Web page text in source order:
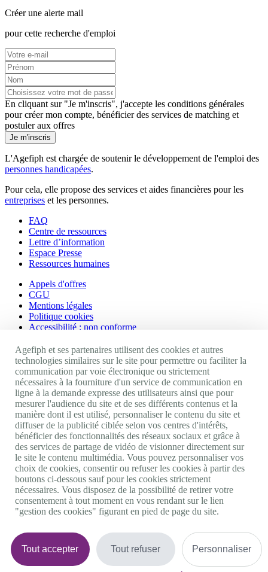
Créer une alerte mail
pour cette recherche d'emploi
En cliquant sur "Je m'inscris", j'accepte les conditions générales
pour créer mon compte, bénéficier des services de matching et
postuler aux offres
Je m'inscris
L'Agefiph est chargée de soutenir le développement de l'emploi des
personnes handicapées.
Pour cela, elle propose des services et aides financières pour les
entreprises et les personnes.
FAQ
Centre de ressources
Lettre d’information
Espace Presse
Ressources humaines
Appels d'offres
CGU
Mentions légales
Politique cookies
Accessibilité : non conforme
Nos autres sites
Site portail Agefiph
Activateur de progrès
Handinnov
Innovation et recherche
Université du RRH
Service AppuiPro
Nous suivre
Youtube
Linkedin
Facebook
Twitter
0 800 11 10 09Services & appel gratuitsDe 9h à 18h.
Nous contacter
Plateforme de mise en contact LSF
Agefiph et ses partenaires utilisent des cookies et autres
technologies similaires sur le site pour permettre ou faciliter la
communication par voie électronique ou strictement
nécessaires à la fourniture d'un service de communication en
ligne à la demande expresse des utilisateurs ainsi que pour
mesurer l'audience du site et de ses différents contenus et la
manière dont il est utilisé, personnaliser le contenu du site et
diffuser de la publicité ciblée selon vos centres d'intérêts,
bénéficier des fonctionnalités des réseaux sociaux et grâce à
des services de partage de vidéo de visionner directement sur
le site le contenu multimédia. Vous pouvez personnaliser vos
choix de cookies, consentir ou refuser les cookies à partir des
boutons ci-dessous sauf pour les cookies strictement
nécessaires. Vous disposez de la possibilité de retirer votre
consentement à tout moment en vous rendant sur le lien
"gestion des cookies" figurant en pied de page du site.
Tout accepter Tout refuser Personnaliser